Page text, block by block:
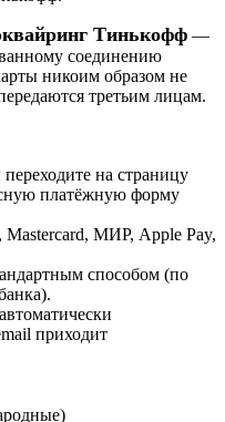
Тинькофф —
соединению
никоим образом не
третьим лицам.
на страницу
платёжную форму
МИР, Apple Pay,
способом (по
приходит